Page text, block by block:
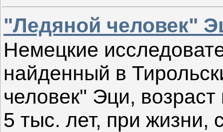
"Ледяной человек"
Немецкие
найденный в
человек" Эци, возраст
5 тыс. лет, при жизни,